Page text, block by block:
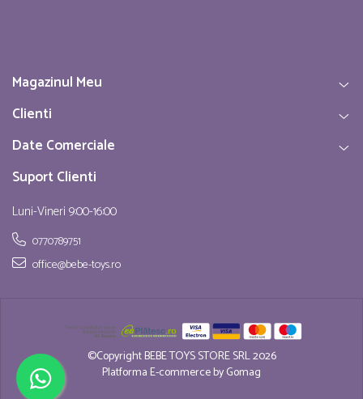
Magazinul Meu
Clienti
Date Comerciale
Suport Clienti
Luni-Vineri 9:00-16:00
0770789751
office@bebe-toys.ro
©Copyright BEBE TOYS STORE SRL 2026
Platforma E-commerce by Gomag